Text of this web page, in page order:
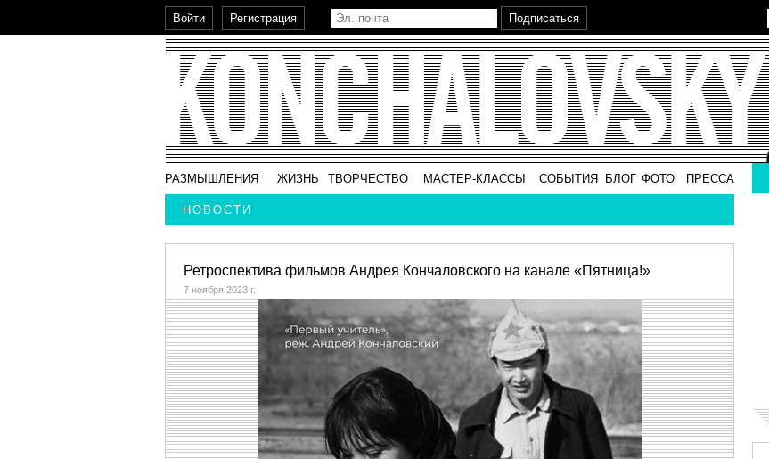
РАЗМЫШЛЕНИЯ ЖИЗНЬ ТВОРЧЕСТВО МАСТЕР-КЛАССЫ СОБЫТИЯ БЛОГ ФОТО ПРЕССА
НОВОСТИ
Ретроспектива фильмов Андрея Кончаловского на канале «Пятница!»
7 ноября 2023 г.